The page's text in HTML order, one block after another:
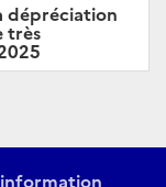
dépréciation
très